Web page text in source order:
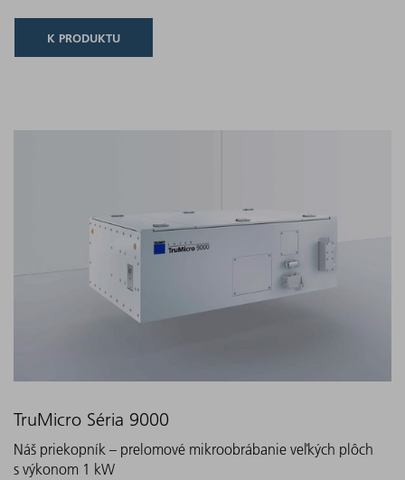
K PRODUKTU
TruMicro Séria 9000
Náš priekopník – prelomové mikroobrábanie veľkých plôch
s výkonom 1 kW